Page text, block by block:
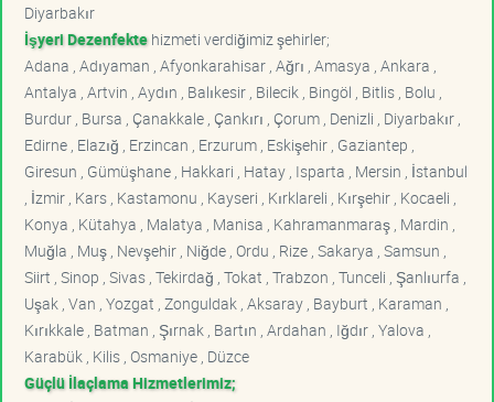
Diyarbakır
İşyeri Dezenfektehizmeti verdiğimiz şehirler;
Adana , Adıyaman , Afyonkarahisar , Ağrı , Amasya , Ankara ,
Antalya , Artvin , Aydın , Balıkesir , Bilecik , Bingöl , Bitlis , Bolu ,
Burdur , Bursa , Çanakkale , Çankırı , Çorum , Denizli , Diyarbakır ,
Edirne , Elazığ , Erzincan , Erzurum , Eskişehir , Gaziantep ,
Giresun , Gümüşhane , Hakkari , Hatay , Isparta , Mersin , İstanbul
, İzmir , Kars , Kastamonu , Kayseri , Kırklareli , Kırşehir , Kocaeli ,
Konya , Kütahya , Malatya , Manisa , Kahramanmaraş , Mardin ,
Muğla , Muş , Nevşehir , Niğde , Ordu , Rize , Sakarya , Samsun ,
Siirt , Sinop , Sivas , Tekirdağ , Tokat , Trabzon , Tunceli , Şanlıurfa ,
Uşak , Van , Yozgat , Zonguldak , Aksaray , Bayburt , Karaman ,
Kırıkkale , Batman , Şırnak , Bartın , Ardahan , Iğdır , Yalova ,
Karabük , Kilis , Osmaniye , Düzce
Güçlü İlaçlama Hizmetlerimiz;